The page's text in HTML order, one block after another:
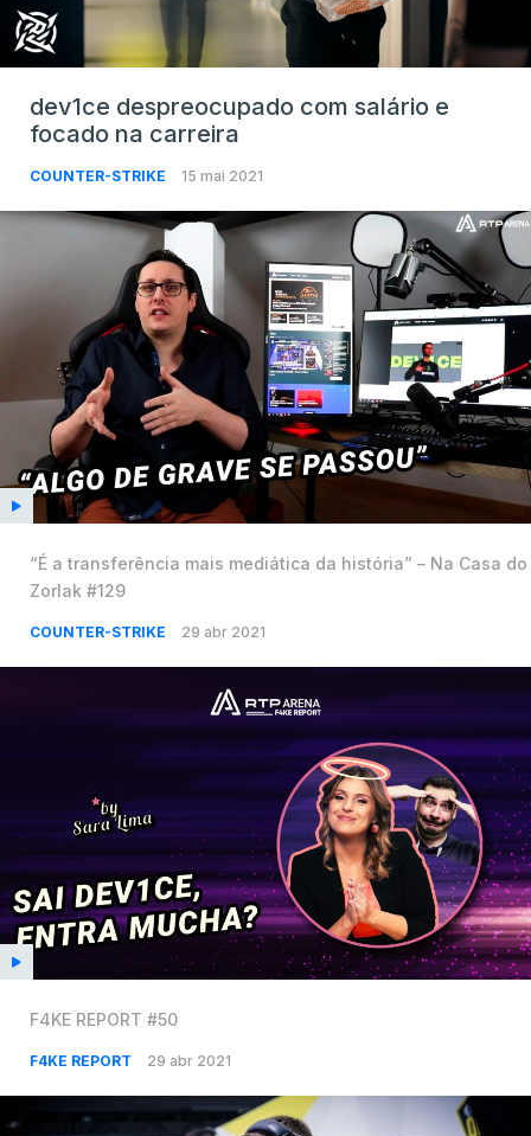
dev1ce despreocupado com salário e
focado na carreira
COUNTER-STRIKE 15 mai 2021
“É a transferência mais mediática da história” – Na Casa do
Zorlak #129​
COUNTER-STRIKE 29 abr 2021
F4KE REPORT #50
F4KE REPORT 29 abr 2021